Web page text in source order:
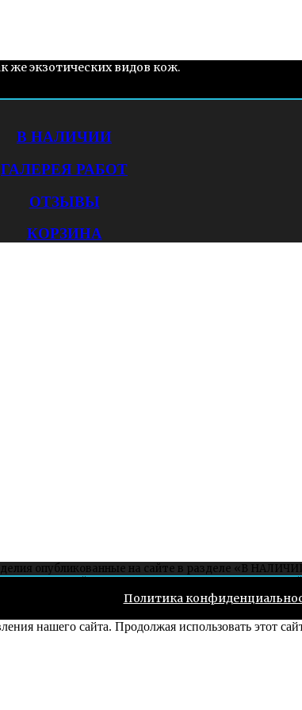
же экзотических видов кож.
В НАЛИЧИИ
ГАЛЕРЕЯ РАБОТ
ОТЗЫВЫ
КОРЗИНА
опубликованные на сайте в разделе «В
Политика
нашего сайта. Продолжая использовать этот